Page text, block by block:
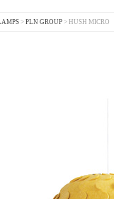
> PLN GROUP > HUSH MICRO